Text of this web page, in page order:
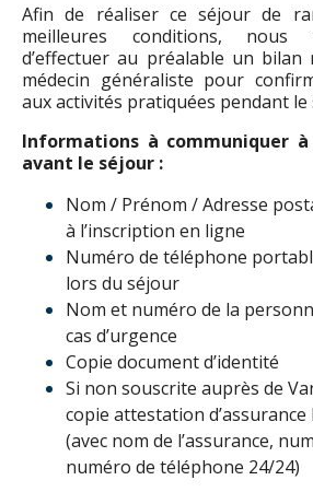
Afin de réaliser ce séjour de
meilleures conditions, nous
d’effectuer au préalable un bilan
médecin généraliste pour
aux activités pratiquées pendant le
Informations à communiquer à
avant le séjour :
Nom / Prénom / Adresse
à l’inscription en ligne
Numéro de téléphone
lors du séjour
Nom et numéro de la
cas d’urgence
Copie document d’identité
Si non souscrite auprès de
copie attestation
(avec nom de l’assurance,
numéro de téléphone 24/24)